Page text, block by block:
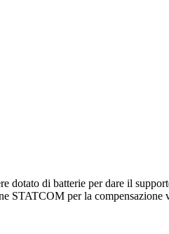
dotato di batterie per dare il
STATCOM per la